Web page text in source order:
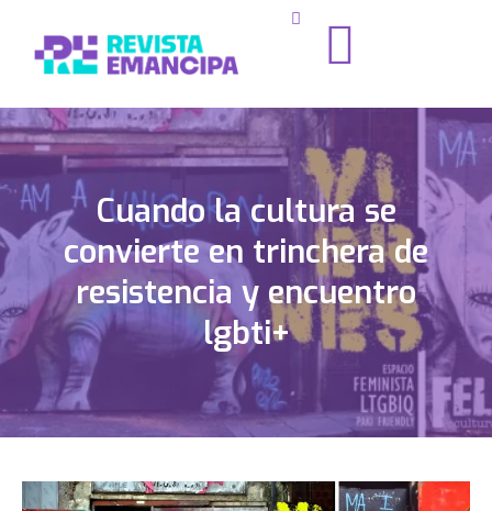
Cuando la cultura se
convierte en trinchera de
resistencia y encuentro
lgbti+